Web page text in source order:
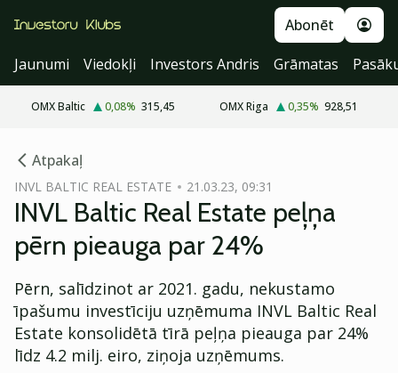
Abonēt
Jaunumi
Viedokļi Investors Andris Grāmatas
OMX Baltic 0,08% 315,45 OMX Riga 0,35% 928,51
Atpakaļ
INVL BALTIC REAL ESTATE 21.03.23, 09:31
INVL Baltic Real Estate peļņa
pērn pieauga par 24%
Pērn, salīdzinot ar 2021. gadu, nekustamo
īpašumu investīciju uzņēmuma INVL Baltic Real
Estate konsolidētā tīrā peļņa pieauga par 24%
līdz 4.2 milj. eiro, ziņoja uzņēmums.